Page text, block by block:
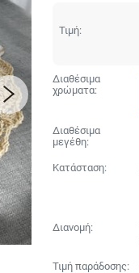
Τιμή:
Διαθέσιμα
χρώματα:
Διαθέσιμα
μεγέθη:
Κατάσταση:
Διανομή:
Τιμή παράδοσης: